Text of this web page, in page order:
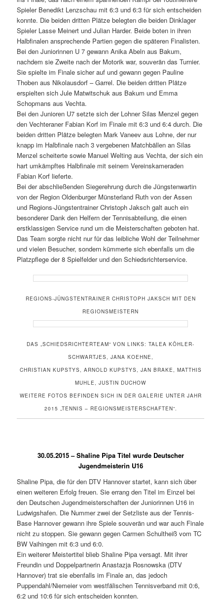
Spieler Benedikt Lenzschau mit 6:3 und 6:3 für sich entscheiden
konnte. Die beiden dritten Plätze belegten die beiden Dinklager
Spieler Lasse Meinert und Julian Harder. Beide boten in ihren
Halbfinalen ansprechende Partien gegen die späteren Finalisten.
Bei den Juniorinnen U 7 gewann Anika Abeln aus Bakum,
nachdem sie Zweite nach der Motorik war, souverän das Turnier.
Sie spielte im Finale sicher auf und gewann gegen Pauline
Thoben aus Nikolausdorf – Garrel. Die beiden dritten Plätze
erspielten sich Jule Matwitschuk aus Bakum und Emma
Schopmans aus Vechta.
Bei den Junioren U7 setzte sich der Lohner Silas Menzel gegen
den Vechteraner Fabian Korf im Finale mit 6:3 und 6:4 durch. Die
beiden dritten Plätze belegten Mark Vaneev aus Lohne, der nur
knapp im Halbfinale nach 3 vergebenen Matchbällen an Silas
Menzel scheiterte sowie Manuel Welting aus Vechta, der sich ein
hart umkämpftes Halbfinale mit seinem Vereinskameraden
Fabian Korf lieferte.
Bei der abschließenden Siegerehrung durch die Jüngstenwartin
von der Region Oldenburger Münsterland Ruth von der Assen
und Regions-Jüngstentrainer Christoph Jaksch galt auch ein
besonderer Dank den Helfern der Tennisabteilung, die einen
erstklassigen Service rund um die Meisterschaften geboten hat.
Das Team sorgte nicht nur für das leibliche Wohl der Teilnehmer
und vielen Besucher, sondern kümmerte sich ebenfalls um die
Platzpflege der 8 Spielfelder und den Schiedsrichterservice.
REGIONS-JÜNGSTENTRAINER CHRISTOPH JAKSCH MIT DEN
REGIONSMEISTERN
DAS „SCHIEDSRICHTERTEAM“ VON LINKS: TALEA KÖHLER-
SCHWARTJES, JANA KOEHNE,
CHRISTIAN KUPSTYS, ARNOLD KUPSTYS, JAN BRAKE, MATTHIS
MUHLE, JUSTIN DUCHOW
WEITERE FOTOS BEFINDEN SICH IN DER GALERIE UNTER JAHR
2015 „TENNIS – REGIONSMEISTERSCHAFTEN“.
30.05.2015 – Shaline Pipa Titel wurde Deutscher
Jugendmeisterin U16
Shaline Pipa, die für den DTV Hannover startet, kann sich über
einen weiteren Erfolg freuen. Sie errang den Titel im Einzel bei
den Deutschen Jugendmeisterschaften der Juniorinnen U16 in
Ludwigshafen. Die Nummer zwei der Setzliste aus der Tennis-
Base Hannover gewann ihre Spiele souverän und war auch Finale
nicht zu stoppen. Sie gewann gegen Carmen Schultheiß vom TC
BW Vaihingen mit 6:3 und 6:0.
Ein weiterer Meistertitel blieb Shaline Pipa versagt. Mit ihrer
Freundin und Doppelpartnerin Anastazja Rosnowska (DTV
Hannover) trat sie ebenfalls im Finale an, das jedoch
Puppendahl/Niemeier vom westfälischen Tennisverband mit 0:6,
6:2 und 10:6 für sich entscheiden konnten.